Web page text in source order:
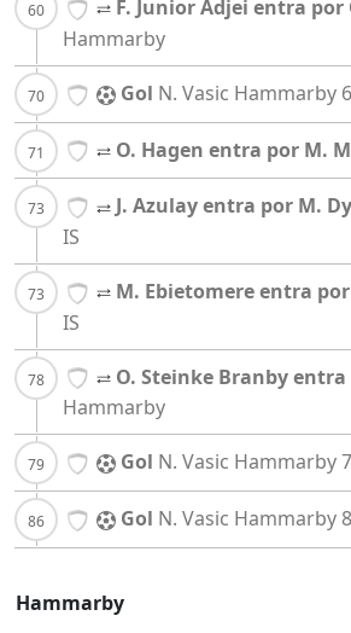
F. Junior Adjei entra por
Hammarby
Gol N. Vasic Hammarby
O. Hagen entra por M.
J. Azulay entra por M.
IS
M. Ebietomere entra por
IS
O. Steinke Branby entra
Hammarby
Gol N. Vasic Hammarby
Gol N. Vasic Hammarby
Hammarby